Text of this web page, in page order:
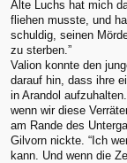
Alte Luchs hat mich
fliehen musste, und
schuldig, seinen
zu sterben.”
Valion konnte den
darauf hin, dass ihre
in Arandol
wenn wir diese
am Rande des
Gilvorn nickte. “Ich
kann. Und wenn die